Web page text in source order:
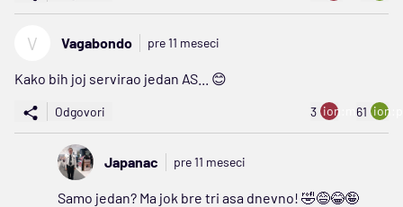
V Vagabondo pre 11 meseci
Kako bih joj servirao jedan AS... 😊
Odgovori 3 ion:minus
61
Japanac pre 11 meseci
Samo jedan? Ma jok bre tri asa dnevno! 🤣😅😂🤪